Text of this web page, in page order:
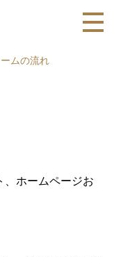
ムの流れ
、ホームページお